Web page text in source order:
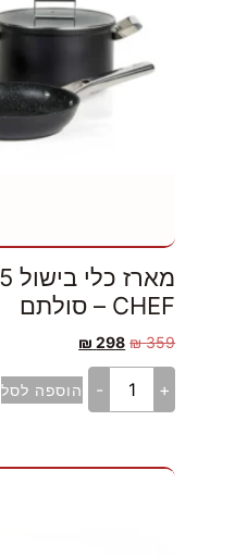
CHEF – סולתם
359
₪
298
₪
+
- הוספה לסל